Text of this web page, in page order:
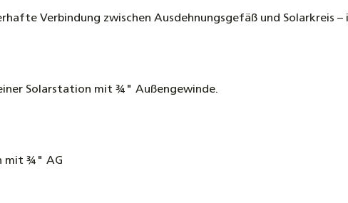
66,90 €
Verbindung zwischen Ausdehnungsgefäß und Solarkreis
Solarstation mit ¾" Außengewinde.
mit ¾" AG